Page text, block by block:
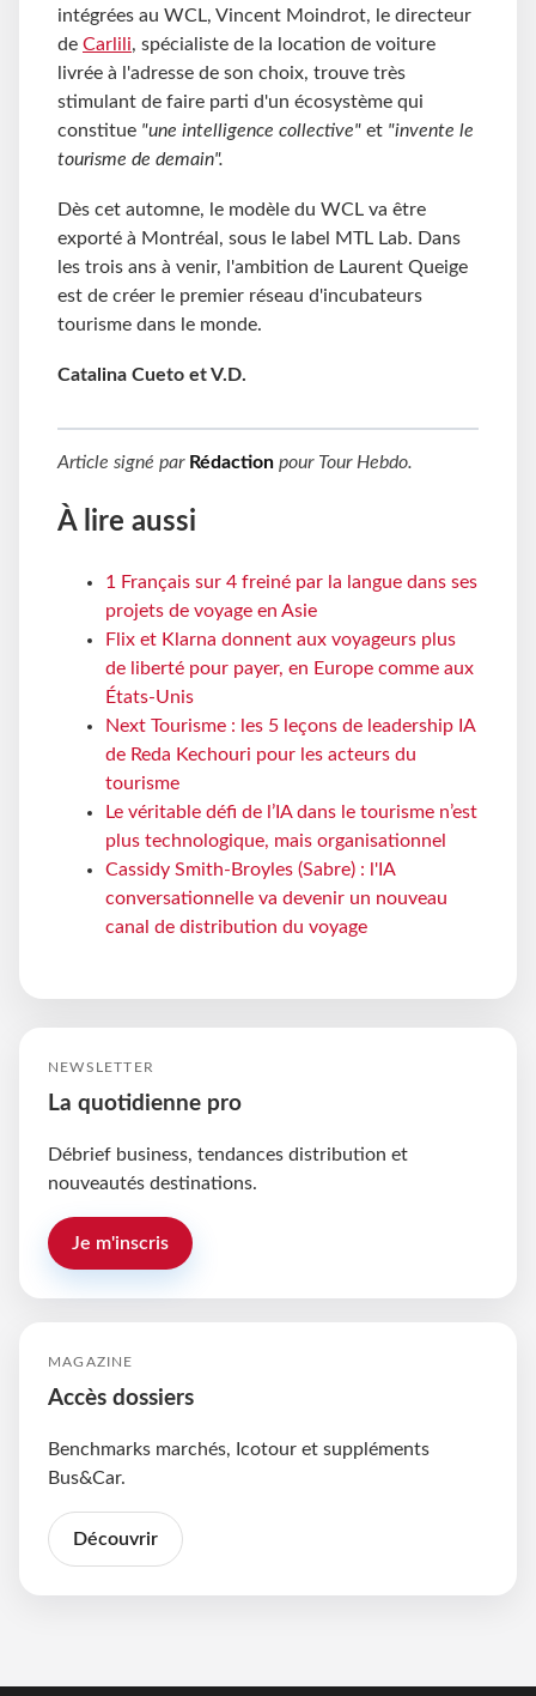
intégrées au WCL, Vincent Moindrot, le directeur
de Carlili, spécialiste de la location de voiture
livrée à l'adresse de son choix, trouve très
stimulant de faire parti d'un écosystème qui
constitue "une intelligence collective" et "invente le
tourisme de demain".
Dès cet automne, le modèle du WCL va être
exporté à Montréal, sous le label MTL Lab. Dans
les trois ans à venir, l'ambition de Laurent Queige
est de créer le premier réseau d'incubateurs
tourisme dans le monde.
Catalina Cueto et V.D.
Article signé par Rédaction pour Tour Hebdo.
À lire aussi
1 Français sur 4 freiné par la langue dans ses
projets de voyage en Asie
Flix et Klarna donnent aux voyageurs plus
de liberté pour payer, en Europe comme aux
États-Unis
Next Tourisme : les 5 leçons de leadership IA
de Reda Kechouri pour les acteurs du
tourisme
Le véritable défi de l’IA dans le tourisme n’est
plus technologique, mais organisationnel
Cassidy Smith-Broyles (Sabre) : l'IA
conversationnelle va devenir un nouveau
canal de distribution du voyage
NEWSLETTER
La quotidienne pro
Débrief business, tendances distribution et
nouveautés destinations.
Je m'inscris
MAGAZINE
Accès dossiers
Benchmarks marchés, Icotour et suppléments
Bus&Car.
Découvrir